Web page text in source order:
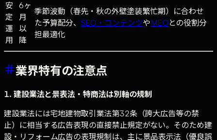
安
定
運
用
6ヶ
月
以
降
季節波動（春先・秋の外壁塗装繁忙期）に合わせ
た予算配分、 SEO・コンテンツやMEO との役割分
担最適化
業界特有の注意点
1. 建設業法と景表法・特商法は別軸の規制
建設業法には宅地建物取引業法第32条（誇大広告等の禁
止）に相当する広告表現の直接禁止規定がない。そのため建
設・リフォーム広告の表現規制は、主に景品表示法（優良誤